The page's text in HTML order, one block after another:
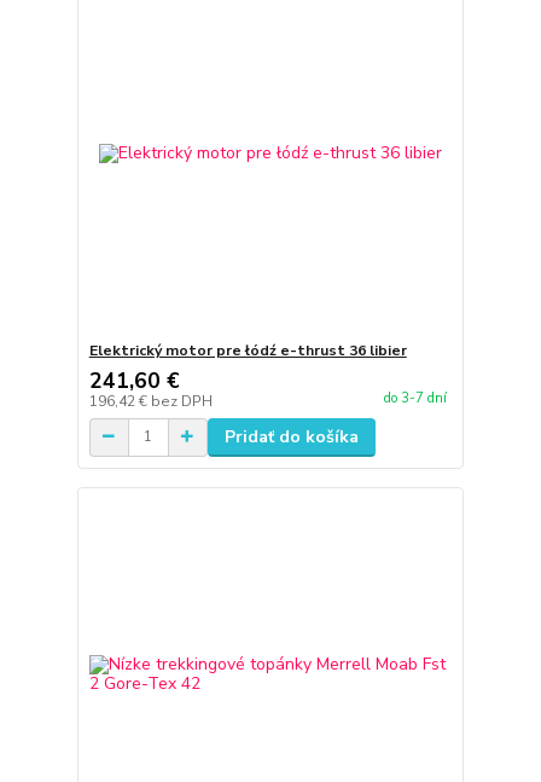
Elektrický motor pre łódź e-thrust 36 libier
241,60 €
196,42 € bez DPH do 3-7 dní
Pridať do košíka